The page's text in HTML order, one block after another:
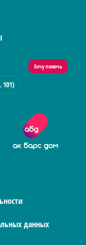
101)
Хочу помочь
данных